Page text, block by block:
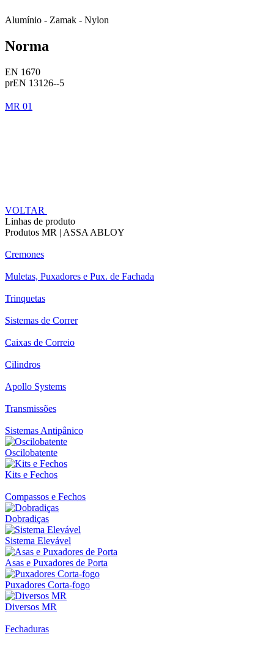
Alumínio - Zamak - Nylon
Norma
EN 1670
prEN 13126--5
MR 01
VOLTAR
Linhas de produto
Produtos MR | ASSA ABLOY
Cremones
Muletas, Puxadores e Pux. de Fachada
Trinquetas
Sistemas de Correr
Caixas de Correio
Cilindros
Apollo Systems
Transmissões
Sistemas Antipânico
Oscilobatente
Kits e Fechos
Compassos e Fechos
Dobradiças
Sistema Elevável
Asas e Puxadores de Porta
Puxadores Corta-fogo
Diversos MR
Fechaduras